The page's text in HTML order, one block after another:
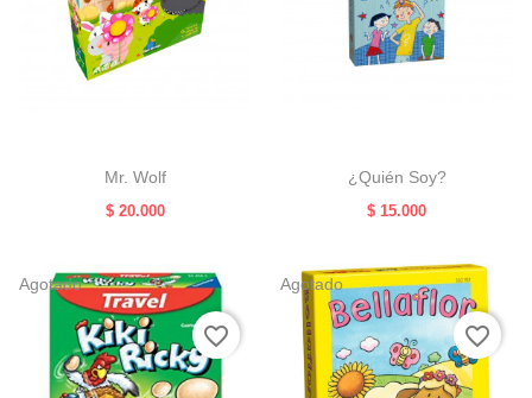
Mr. Wolf
Precio
$ 20.000
¿Quién Soy?
Precio
$ 15.000
Agotado
favorite_border
Agotado
favorite_border